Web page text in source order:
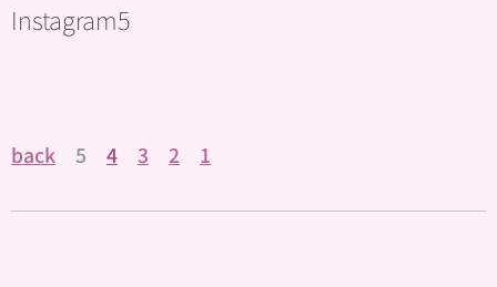
Instagram5
back 5 4 3 2 1